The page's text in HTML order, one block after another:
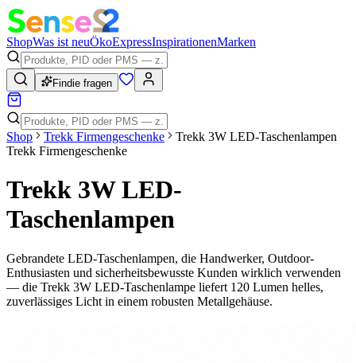
ShopWas ist neuÖkoExpressInspirationenMarken
Findie fragen
Shop Trekk Firmengeschenke
Trekk 3W LED-Taschenlampen
Trekk Firmengeschenke
Trekk 3W LED-
Taschenlampen
Gebrandete LED-Taschenlampen, die Handwerker, Outdoor-
Enthusiasten und sicherheitsbewusste Kunden wirklich verwenden
— die Trekk 3W LED-Taschenlampe liefert 120 Lumen helles,
zuverlässiges Licht in einem robusten Metallgehäuse.